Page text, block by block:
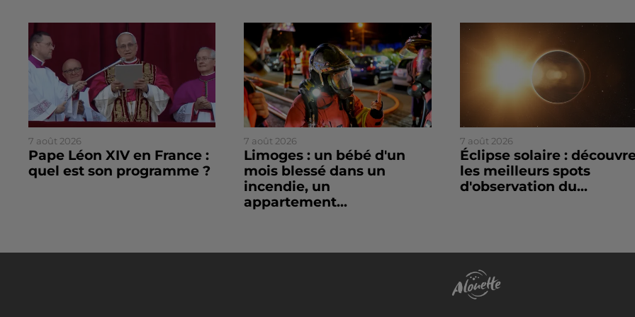
7 août 2026
Pape Léon XIV en France :
quel est son programme ?
7 août 2026
Limoges : un bébé d'un
mois blessé dans un
incendie, un
appartement...
7 août 2026
Éclipse solaire :
les meilleurs spots
d'observation du...